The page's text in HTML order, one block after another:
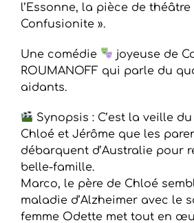
l’Essonne, la pièce de théâtre
Confusionite ».
Une comédie
joyeuse de
ROUMANOFF qui parle du
aidants.
Synopsis : C’est la veille
Chloé et Jérôme que les
débarquent d’Australie pour
belle-famille.
Marco, le père de Chloé
maladie d’Alzheimer avec le
femme Odette met tout en